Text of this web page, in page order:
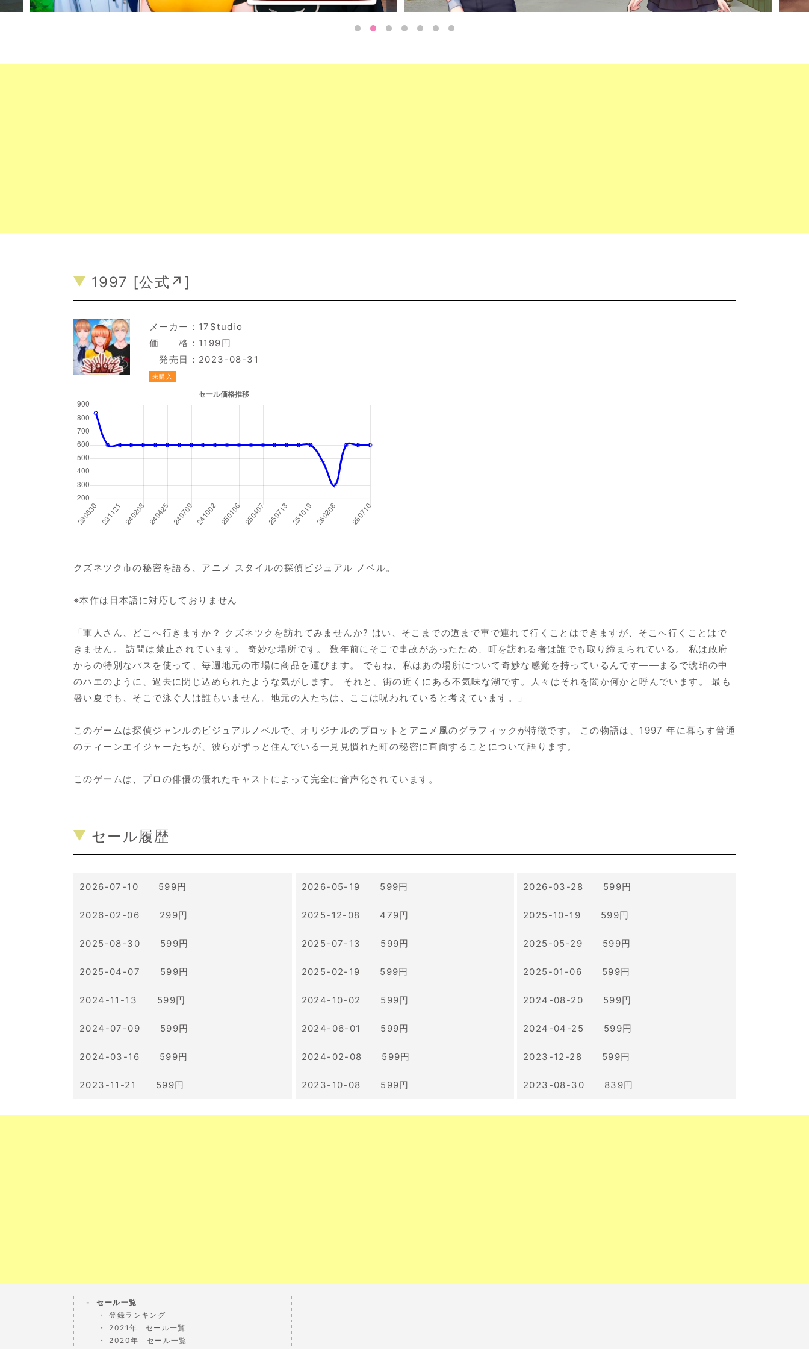
1997 [公式↗ ]
メーカー： 17Studio
価 格：1199円
発売日：2023-08-31
未購入
クズネツク市の秘密を語る、アニメ スタイルの探偵ビジュアル ノベル。
※本作は日本語に対応しておりません
「軍人さん、どこへ行きますか？ クズネツクを訪れてみませんか? はい、そこまでの道まで車で連れて行くことはできますが、そこへ行くことはで
きません。 訪問は禁止されています。 奇妙な場所です。 数年前にそこで事故があったため、町を訪れる者は誰でも取り締まられている。 私は政府
からの特別なパスを使って、毎週地元の市場に商品を運びます。 でもね、私はあの場所について奇妙な感覚を持っているんです――まるで琥珀の中
のハエのように、過去に閉じ込められたような気がします。 それと、街の近くにある不気味な湖です。人々はそれを闇か何かと呼んでいます。 最も
暑い夏でも、そこで泳ぐ人は誰もいません。地元の人たちは、ここは呪われていると考えています。」
このゲームは探偵ジャンルのビジュアルノベルで、オリジナルのプロットとアニメ風のグラフィックが特徴です。 この物語は、1997 年に暮らす普通
のティーンエイジャーたちが、彼らがずっと住んでいる一見見慣れた町の秘密に直面することについて語ります。
このゲームは、プロの俳優の優れたキャストによって完全に音声化されています。
セール履歴
2026-07-10 599円 2026-05-19 599円 2026-03-28 599円
2026-02-06 299円 2025-12-08 479円 2025-10-19 599円
2025-08-30 599円 2025-07-13 599円 2025-05-29 599円
2025-04-07 599円 2025-02-19 599円 2025-01-06 599円
2024-11-13 599円 2024-10-02 599円 2024-08-20 599円
2024-07-09 599円 2024-06-01 599円 2024-04-25 599円
2024-03-16 599円 2024-02-08 599円 2023-12-28 599円
2023-11-21 599円 2023-10-08 599円 2023-08-30 839円
セール一覧
登録ランキング
2021年 セール一覧
2020年 セール一覧